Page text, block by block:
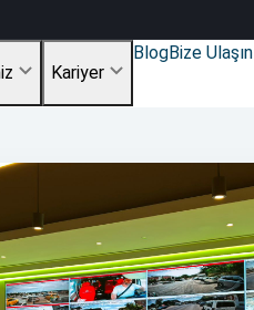
Kariyer
BlogBize Ulaşın